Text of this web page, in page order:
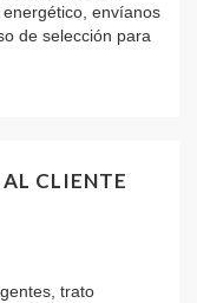
envíanos
de selección para
CLIENTE
trato